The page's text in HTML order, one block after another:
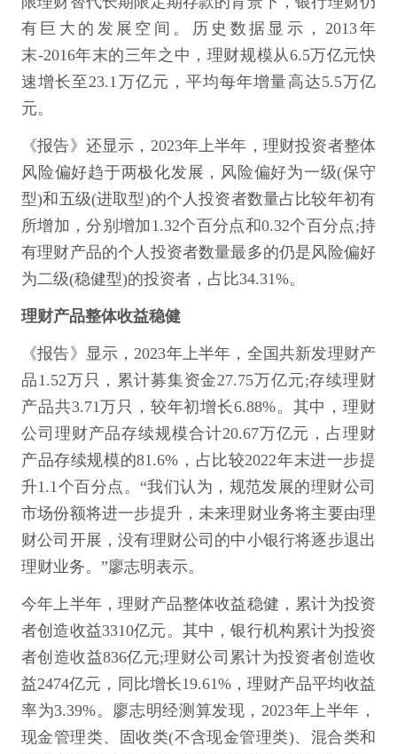
有巨大的发展空间。历史数据显示，2013年
末-2016年末的三年之中，理财规模从6.5万亿元快
速增长至23.1万亿元，平均每年增量高达5.5万亿
元。
《报告》还显示，2023年上半年，理财投资者整体
风险偏好趋于两极化发展，风险偏好为一级(保守
型)和五级(进取型)的个人投资者数量占比较年初有
所增加，分别增加1.32个百分点和0.32个百分点;持
有理财产品的个人投资者数量最多的仍是风险偏好
为二级(稳健型)的投资者，占比34.31%。
理财产品整体收益稳健
《报告》显示，2023年上半年，全国共新发理财产
品1.52万只，累计募集资金27.75万亿元;存续理财
产品共3.71万只，较年初增长6.88%。其中，理财
公司理财产品存续规模合计20.67万亿元，占理财
产品存续规模的81.6%，占比较2022年末进一步提
升1.1个百分点。“我们认为，规范发展的理财公司
市场份额将进一步提升，未来理财业务将主要由理
财公司开展，没有理财公司的中小银行将逐步退出
理财业务。”廖志明表示。
今年上半年，理财产品整体收益稳健，累计为投资
者创造收益3310亿元。其中，银行机构累计为投资
者创造收益836亿元;理财公司累计为投资者创造收
益2474亿元，同比增长19.61%，理财产品平均收益
率为3.39%。廖志明经测算发现，2023年上半年，
现金管理类、固收类(不含现金管理类)、混合类和